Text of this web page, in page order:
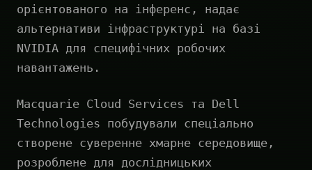
орієнтованого на інференс, надає
альтернативи інфраструктурі на базі
NVIDIA для специфічних робочих
навантажень.
Macquarie Cloud Services та Dell
Technologies побудували спеціально
створене суверенне хмарне середовище,
розроблене для дослідницьких